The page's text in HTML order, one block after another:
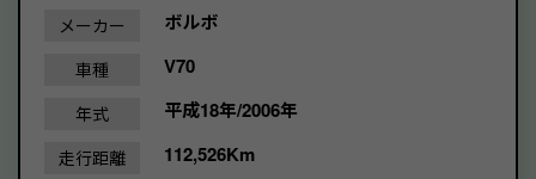
メーカー ボルボ
車種 V70
年式 平成18年/2006年
走行距離 112,526Km